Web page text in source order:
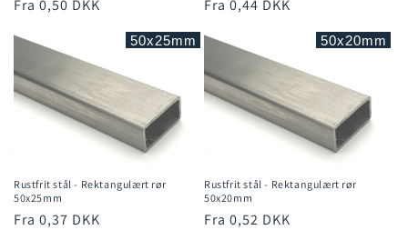
Normalpris
Fra 0,50 DKK Normalpris
Fra 0,44 DKK
Rustfrit stål - Rektangulært rør
50x25mm
Normalpris
Fra 0,37 DKK
50x25mm
Rustfrit stål - Rektangulært rør
50x20mm
Normalpris
Fra 0,52 DKK
50x20mm